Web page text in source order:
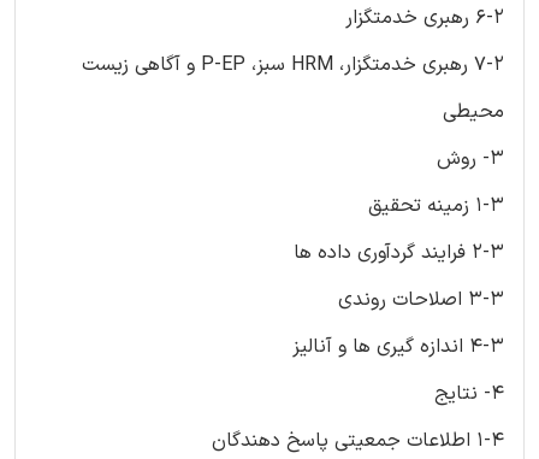
6-2 رهبری خدمتگزار
7-2 رهبری خدمتگزار، HRM سبز، P-EP و آگاهی زیست
محیطی
3- روش
1-3 زمینه تحقیق
2-3 فرایند گردآوری داده ها
3-3 اصلاحات روندی
4-3 اندازه گیری ها و آنالیز
4- نتایج
1-4 اطلاعات جمعیتی پاسخ دهندگان